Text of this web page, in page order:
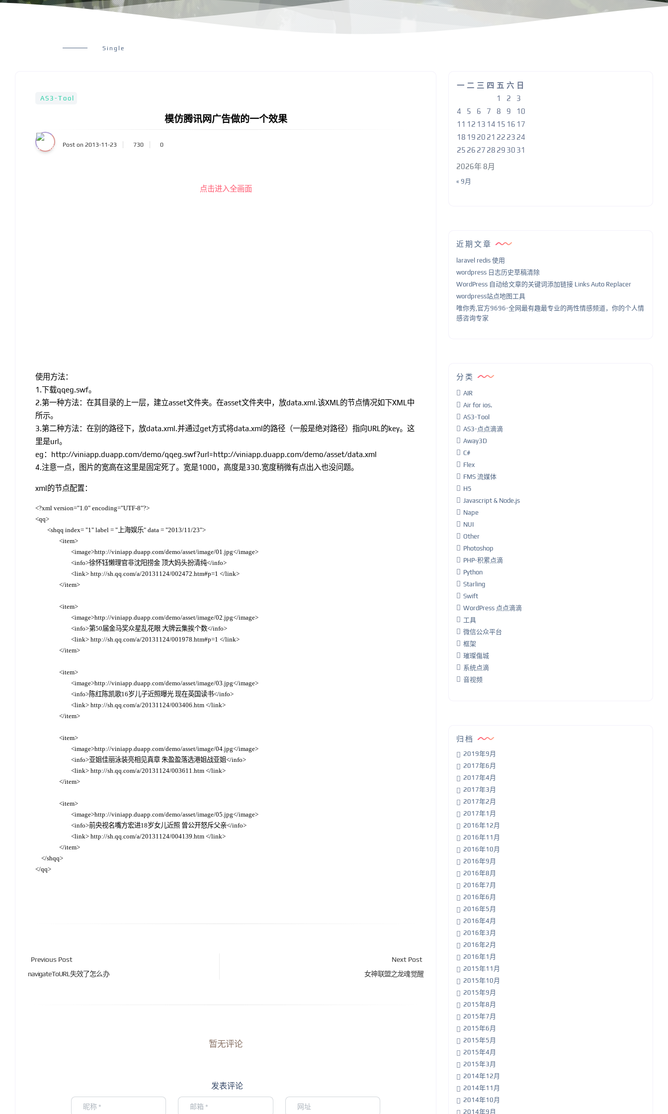
Single
AS3-Tool
模仿腾讯网广告做的一个效果
Post on 2013-11-23 730 0
点击进入全画面
使用方法：
1.下载qqeg.swf。
2.第一种方法：在其目录的上一层，建立asset文件夹。在asset文件夹中，放data.xml.该XML的节点情况如下XML中
所示。
3.第二种方法：在别的路径下，放data.xml.并通过get方式将data.xml的路径（一般是绝对路径）指向URL的key。这
里是url。
eg：http://viniapp.duapp.com/demo/qqeg.swf?url=http://viniapp.duapp.com/demo/asset/data.xml
4.注意一点，图片的宽高在这里是固定死了。宽是1000，高度是330.宽度稍微有点出入也没问题。
xml的节点配置：
<?xml version="1.0" encoding="UTF-8"?>
<qq>
Previous Post
navigateToURL失效了怎么办
Next Post
女神联盟之龙魂觉醒
暂无评论
发表评论
2026年 8月
一 二 三 四 五 六 日
1
2
3
4
5 6 7 8 9
10
11 12 13 14 15 16 17
18 19 20 21 22 23 24
25 26 27 28 29 30 31
« 9月
近期文章
laravel redis 使用
wordpress 日志历史草稿清除
WordPress 自动给文章的关键词添加链接 Links Auto Replacer
wordpress站点地图工具
唯你秀,官方9696-全网最有趣最专业的两性情感频道，你的个人情
感咨询专家
分类
AIR
Air for ios.
AS3-Tool
AS3-点点滴滴
Away3D
C#
Flex
FMS 流媒体
H5
Javascript & Node.js
Nape
NUI
Other
Photoshop
PHP-积累点滴
Python
Starling
Swift
WordPress 点点滴滴
工具
微信公众平台
框架
璀璨傷城
系统点滴
音视频
归档
2019年9月
2017年6月
2017年4月
2017年3月
2017年2月
2017年1月
2016年12月
2016年11月
2016年10月
2016年9月
2016年8月
2016年7月
2016年6月
2016年5月
2016年4月
2016年3月
2016年2月
2016年1月
2015年11月
2015年10月
2015年9月
2015年8月
2015年7月
2015年6月
2015年5月
2015年4月
2015年3月
2014年12月
2014年11月
2014年10月
2014年9月